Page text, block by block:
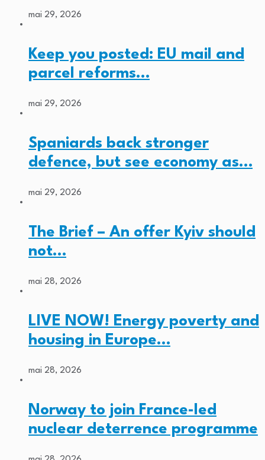
mai 29, 2026
Keep you posted: EU mail and
parcel reforms…
mai 29, 2026
Spaniards back stronger
defence, but see economy as…
mai 29, 2026
The Brief – An offer Kyiv should
not…
mai 28, 2026
LIVE NOW! Energy poverty and
housing in Europe…
mai 28, 2026
Norway to join France-led
nuclear deterrence programme